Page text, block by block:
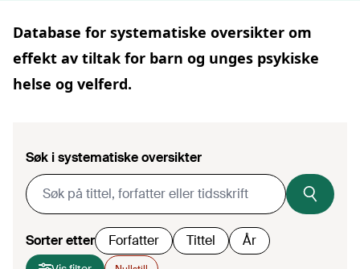
Database for systematiske oversikter om
effekt av tiltak for barn og unges psykiske
helse og velferd.
Søk i systematiske oversikter
Sorter etter Forfatter Tittel År